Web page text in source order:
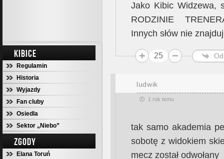
KIBICE
Regulamin
Historia
Wyjazdy
Fan cluby
Osiedla
Sektor „Niebo”
ZGODY
Elana Toruń
Jako Kibic Widzewa,
RODZINIE
Innych słów nie
25
ludwik
1 rok temu
tak samo akademia
sobotę z widokiem
mecz został odwołany